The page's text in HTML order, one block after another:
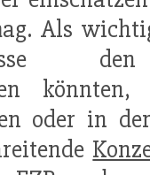
Als
den
oder in